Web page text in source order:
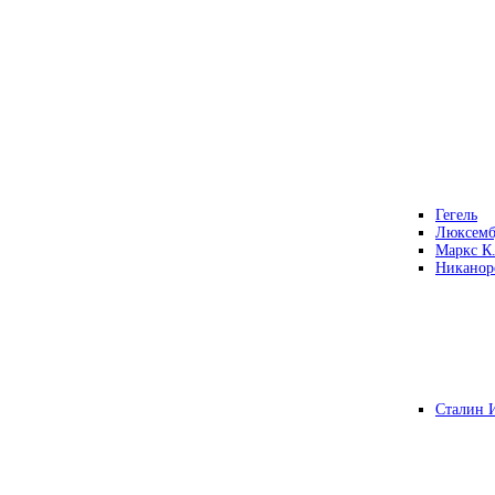
Гегель
Маркс К.
Сталин